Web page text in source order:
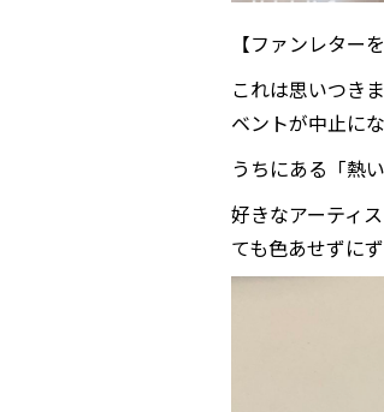
【ファンレター
これは思いつき
ベントが中止に
うちにある「熱
好きなアーティ
ても色あせずに